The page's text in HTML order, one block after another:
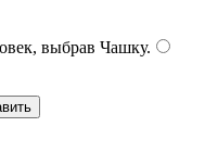
выбрав Чашку.